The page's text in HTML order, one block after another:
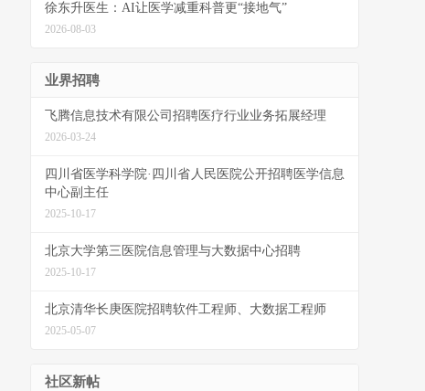
徐东升医生：AI让医学减重科普更“接地气”
2026-08-03
业界招聘
飞腾信息技术有限公司招聘医疗行业业务拓展经理
2026-03-24
四川省医学科学院·四川省人民医院公开招聘医学信息
中心副主任
2025-10-17
北京大学第三医院信息管理与大数据中心招聘
2025-10-17
北京清华长庚医院招聘软件工程师、大数据工程师
2025-05-07
社区新帖